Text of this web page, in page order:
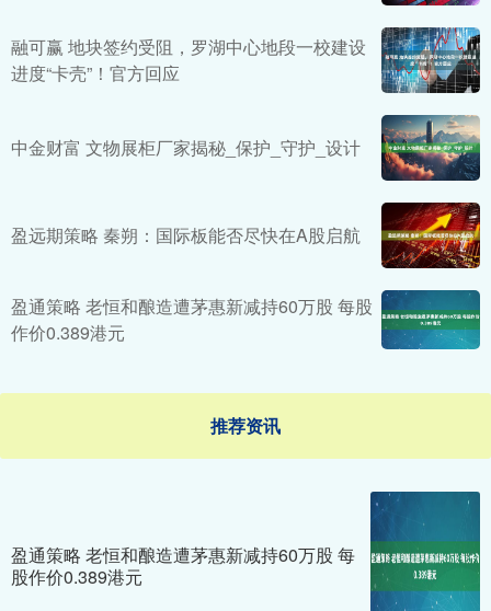
融可赢 地块签约受阻，罗湖中心地段一校建设
进度“卡壳”！官方回应
中金财富 文物展柜厂家揭秘_保护_守护_设计
盈远期策略 秦朔：国际板能否尽快在A股启航
盈通策略 老恒和酿造遭茅惠新减持60万股 每股
作价0.389港元
推荐资讯
盈通策略 老恒和酿造遭茅惠新减持60万股 每
股作价0.389港元